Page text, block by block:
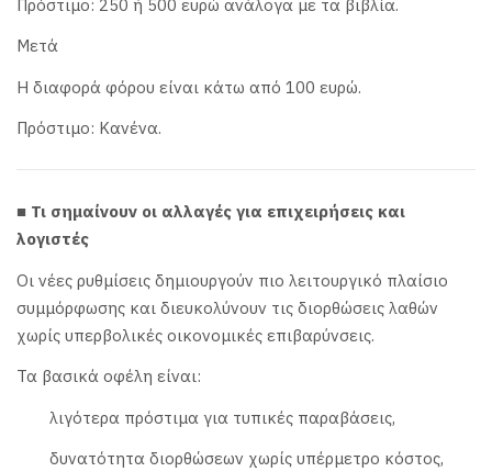
Πρόστιμο: 250 ή 500 ευρώ ανάλογα με τα βιβλία.
Μετά
Η διαφορά φόρου είναι κάτω από 100 ευρώ.
Πρόστιμο: Κανένα.
■ Τι σημαίνουν οι αλλαγές για επιχειρήσεις και
λογιστές
Οι νέες ρυθμίσεις δημιουργούν πιο λειτουργικό πλαίσιο
συμμόρφωσης και διευκολύνουν τις διορθώσεις λαθών
χωρίς υπερβολικές οικονομικές επιβαρύνσεις.
Τα βασικά οφέλη είναι:
λιγότερα πρόστιμα για τυπικές παραβάσεις,
δυνατότητα διορθώσεων χωρίς υπέρμετρο κόστος,